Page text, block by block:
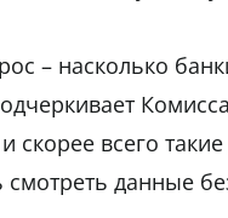
– насколько
скорее всего
смотреть данные